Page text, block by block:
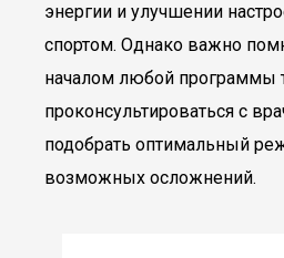
энергии и улучшении
спортом. Однако важно
началом любой программы
проконсультироваться с
подобрать оптимальный
возможных осложнений.